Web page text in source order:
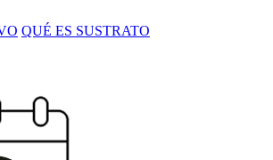
QUÉ ES SUSTRATO